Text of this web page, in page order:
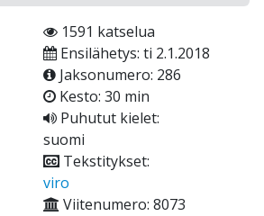
1591 katselua
Ensilähetys: ti 2.1.2018
Jaksonumero: 286
Kesto: 30 min
Puhutut kielet:
suomi
Tekstitykset:
viro
Viitenumero: 8073